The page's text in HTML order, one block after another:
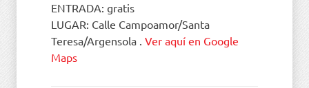
ENTRADA: gratis
LUGAR: Calle Campoamor/Santa
Teresa/Argensola . Ver aquí en Google
Maps